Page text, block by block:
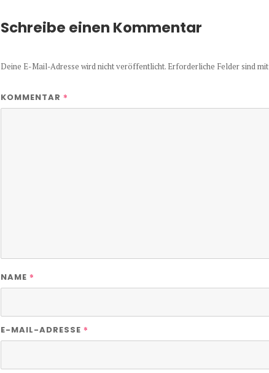
Schreibe einen Kommentar
Deine E-Mail-Adresse wird nicht veröffentlicht. Erforderliche Felder sind mit
KOMMENTAR *
NAME *
E-MAIL-ADRESSE *